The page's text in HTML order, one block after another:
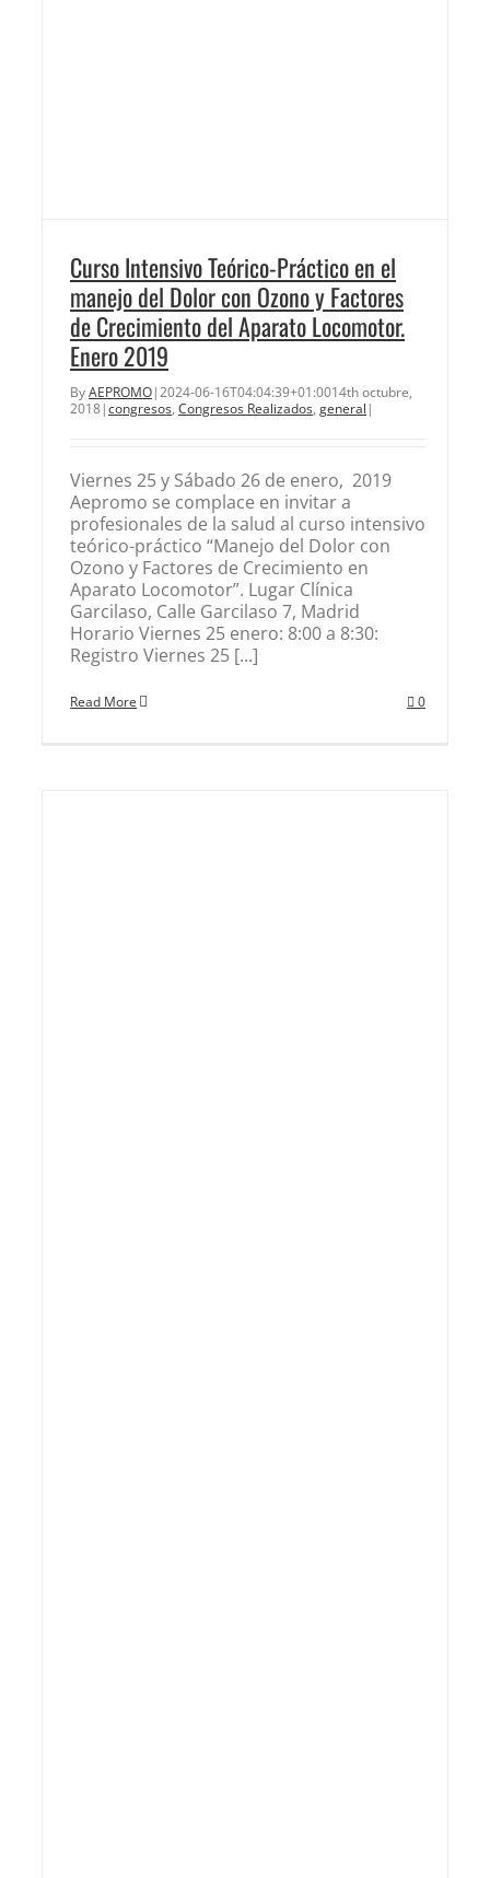
Curso Intensivo Teórico-Práctico en el
manejo del Dolor con Ozono y Factores
de Crecimiento del Aparato Locomotor.
Enero 2019
ByAEPROMO|2024-06-16T04:04:39+01:0014th octubre,
2018|congresos, Congresos Realizados, general |
Viernes 25 y Sábado 26 de enero, 2019
Aepromo se complace en invitar a
profesionales de la salud al curso intensivo
teórico-práctico “Manejo del Dolor con
Ozono y Factores de Crecimiento en
Aparato Locomotor”. Lugar Clínica
Garcilaso, Calle Garcilaso 7, Madrid
Horario Viernes 25 enero: 8:00 a 8:30:
Registro Viernes 25 [...]
Read More 0